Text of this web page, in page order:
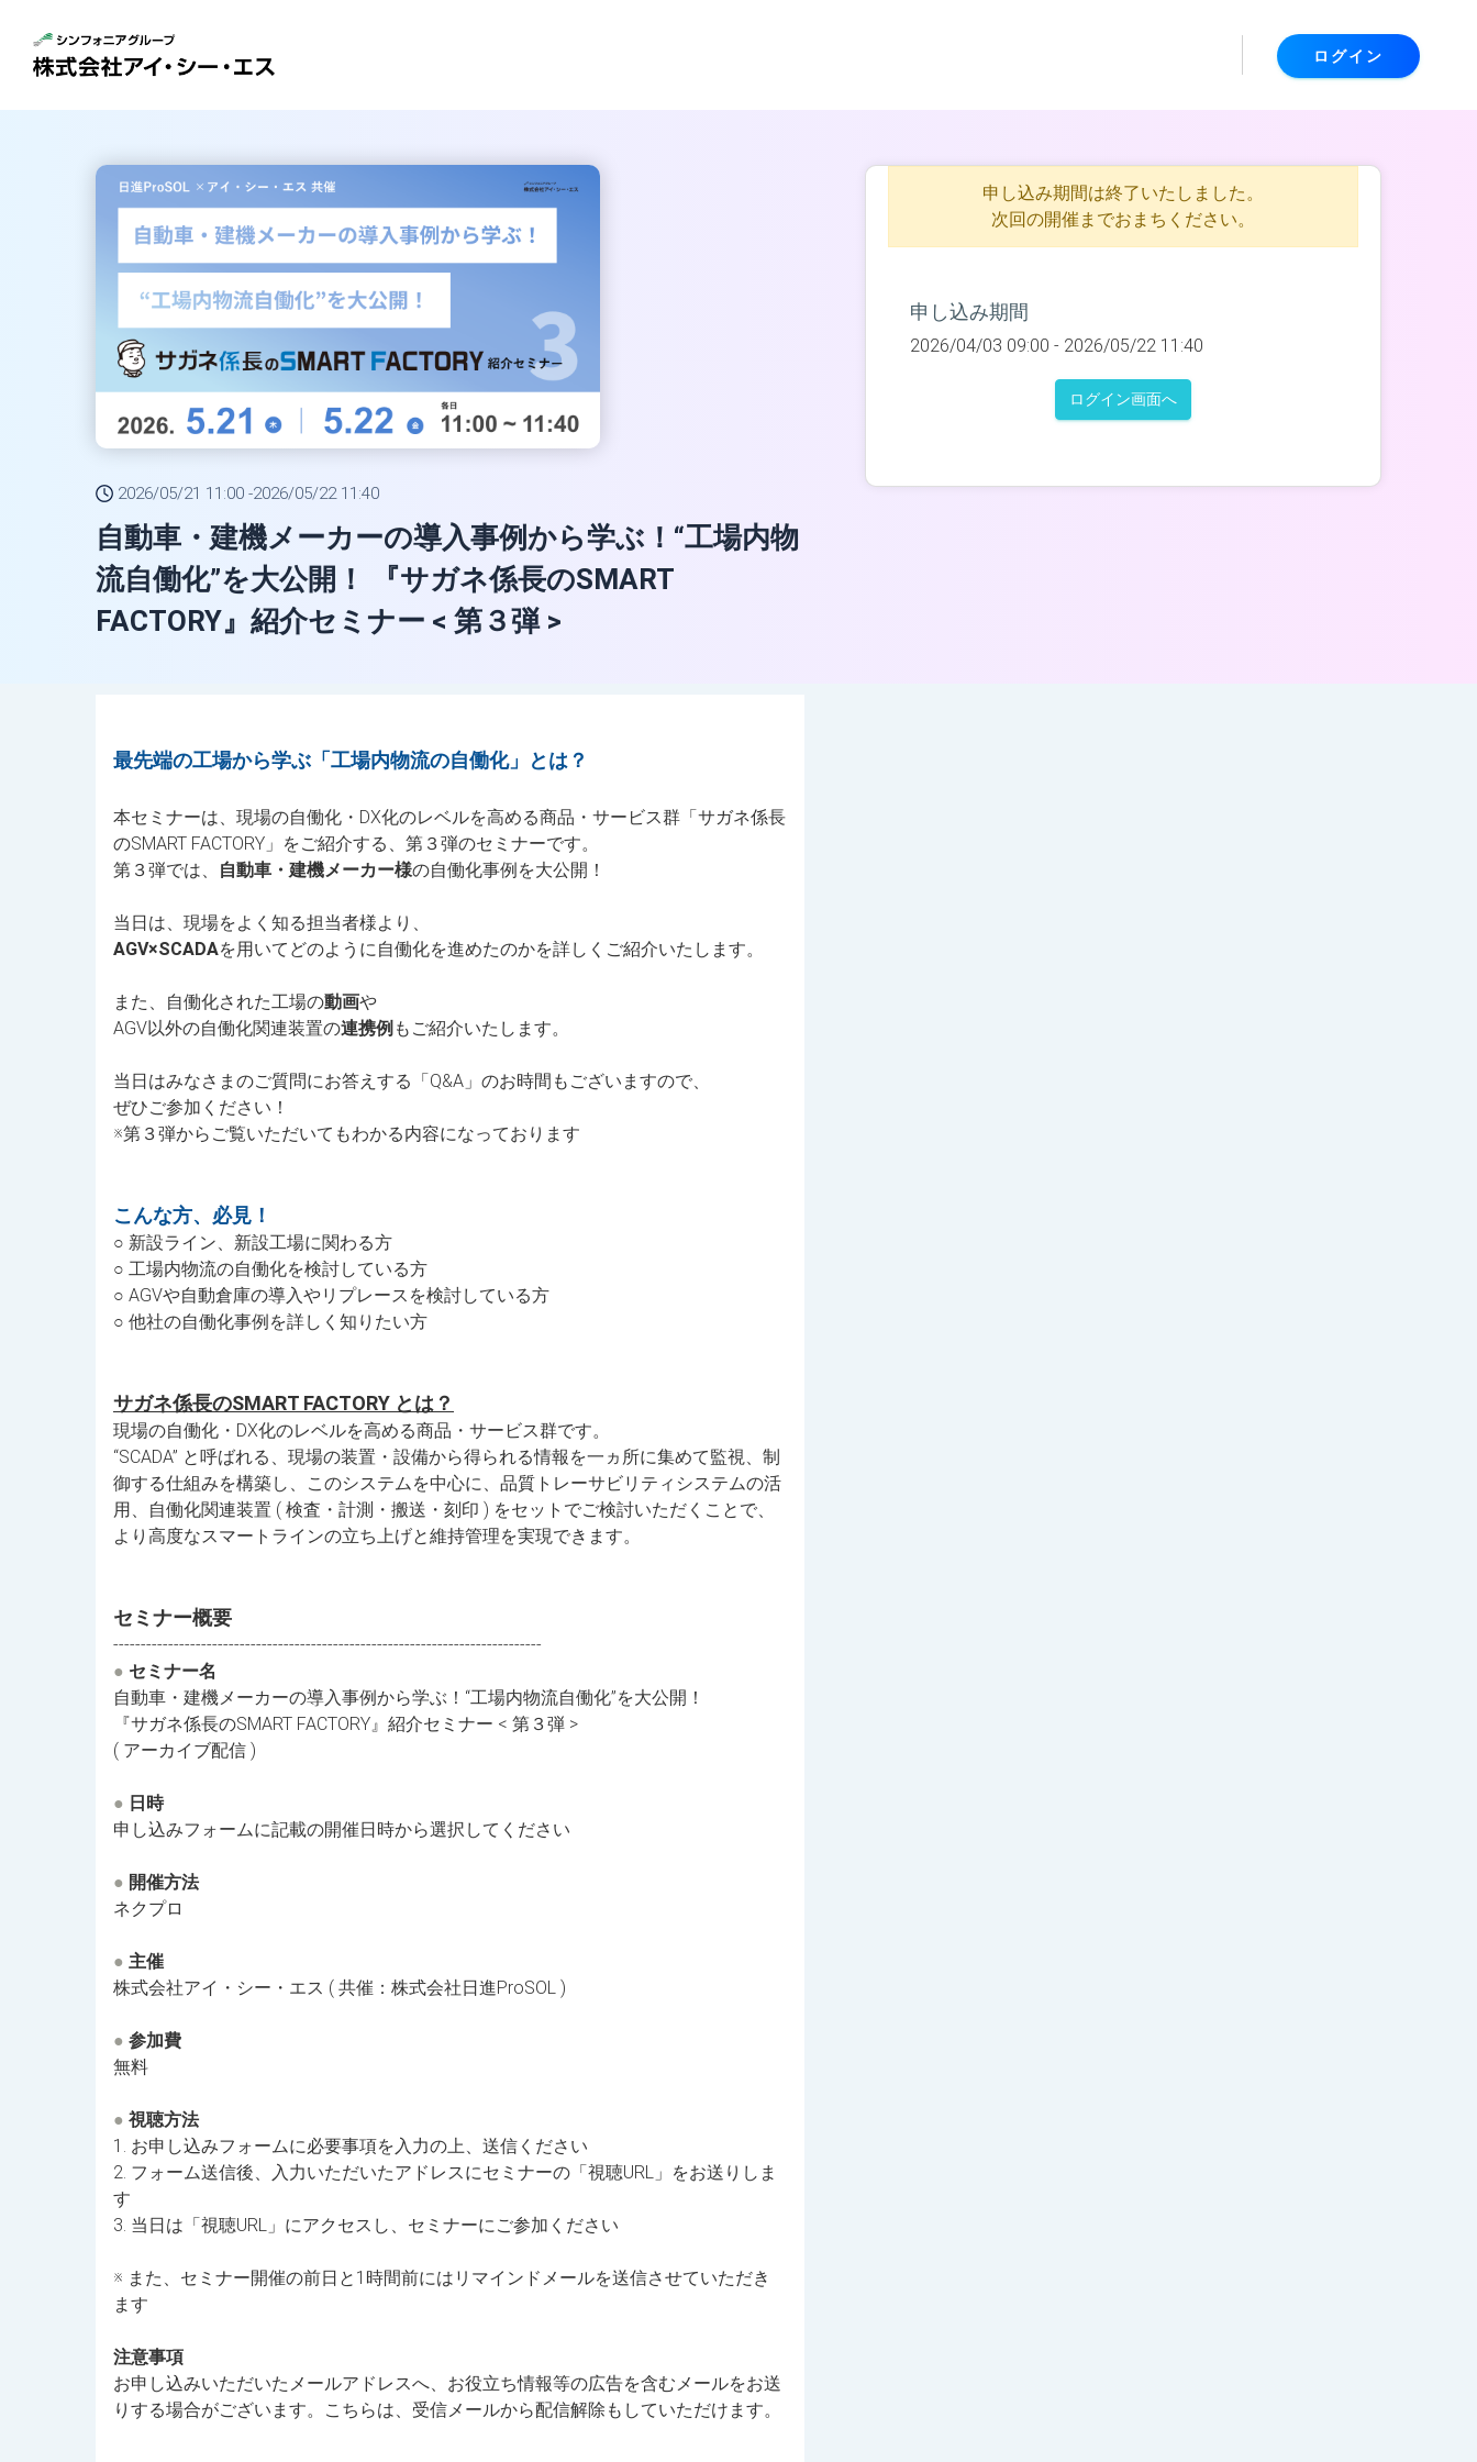
ログイン
トップページ
2026/05/21 11:00 -2026/05/22 11:40
自動車・建機メーカーの導入事例から学ぶ！“工場内物
流自働化”を大公開！ 『サガネ係長のSMART
FACTORY』紹介セミナー < 第３弾 >
最先端の工場から学ぶ「工場内物流の自働化」とは？
本セミナーは、現場の自働化・DX化のレベルを高める商品・サービス群「サガネ係長
のSMART FACTORY」をご紹介する、第３弾のセミナーです。
第３弾では、
自動車・建機メーカー様の自働化事例を大公開！
当日は、現場をよく知る担当者様より、
AGV×SCADAを用いてどのように自働化を進めたのかを詳しくご紹介いたします。
また、自働化された工場の動画や
AGV以外の自働化関連装置の連携例 もご紹介いたします。
当日はみなさまのご質問にお答えする「Q&A」のお時間もございますので、
ぜひご参加ください！
※第３弾からご覧いただいてもわかる内容になっております
こんな方、必見！
○ 新設ライン、新設工場に関わる方
○ 工場内物流の自働化を検討している方
○ AGVや自動倉庫の導入やリプレースを検討している方
○ 他社の自働化事例を詳しく知りたい方
サガネ係長のSMART FACTORY とは？
現場の自働化・DX化のレベルを高める商品・サービス群です。
“SCADA” と呼ばれる、現場の装置・設備から得られる情報を一ヵ所に集めて監視、制
御する仕組みを構築し、このシステムを中心に、品質トレーサビリティシステムの活
用、自働化関連装置 ( 検査・計測・搬送・刻印 ) をセットでご検討いただくことで、
より高度なスマートラインの立ち上げと維持管理を実現できます。
セミナー概要
------------------------------------------------------------------------------
● セミナー名
自動車・建機メーカーの導入事例から学ぶ！“工場内物流自働化”を大公開！
『サガネ係長のSMART FACTORY』紹介セミナー < 第３弾 >
( アーカイブ配信 )
● 日時
申し込みフォームに記載の開催日時から選択してください
● 開催方法
ネクプロ
● 主催
株式会社アイ・シー・エス ( 共催：株式会社日進ProSOL )
● 参加費
無料
● 視聴方法
1. お申し込みフォームに必要事項を入力の上、送信ください
2. フォーム送信後、入力いただいたアドレスにセミナーの「視聴URL」をお送りしま
す
3. 当日は「視聴URL」にアクセスし、セミナーにご参加ください
※ また、セミナー開催の前日と1時間前にはリマインドメールを送信させていただき
ます
注意事項
お申し込みいただいたメールアドレスへ、お役立ち情報等の広告を含むメールをお送
りする場合がございます。こちらは、受信メールから配信解除もしていただけます。
申し込み期間は終了いたしました。
次回の開催までおまちください。
申し込み期間
2026/04/03 09:00 - 2026/05/22 11:40
ログイン画面へ